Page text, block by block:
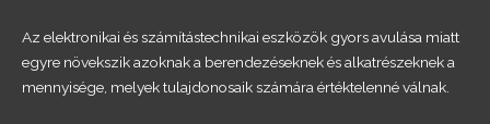
Az elektronikai és számítástechnikai eszközök gyors avulása miatt
egyre növekszik azoknak a berendezéseknek és alkatrészeknek a
mennyisége, melyek tulajdonosaik számára értéktelenné válnak.